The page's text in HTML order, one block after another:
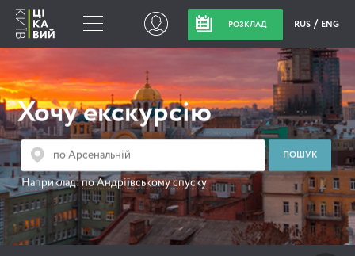
РОЗКЛАД RUS ENG
Хочу екскурсію
Наприклад:по Андріївському спуску
Замовлення
екскурсій
+380 44 333-68-68
+380 68 121-44-58
tour@interesniy.kiev.ua
з 10.00 до 19:30 щоденно